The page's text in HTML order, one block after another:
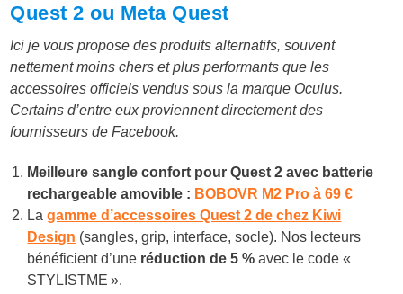
Quest 2 ou Meta Quest
Ici je vous propose des produits alternatifs, souvent
nettement moins chers et plus performants que les
accessoires officiels vendus sous la marque Oculus.
Certains d’entre eux proviennent directement des
fournisseurs de Facebook.
Meilleure sangle confort pour Quest 2 avec batterie
rechargeable amovible : BOBOVR M2 Pro à 69 €
Lagamme d’accessoires Quest 2 de chez Kiwi
Design (sangles, grip, interface, socle). Nos lecteurs
bénéficient d’une réduction de 5 % avec le code «
STYLISTME ».